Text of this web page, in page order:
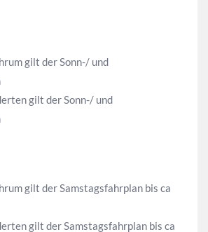
gilt der Sonn-/ und
gilt der Sonn-/ und
gilt der Samstagsfahrplan bis ca
gilt der Samstagsfahrplan bis ca